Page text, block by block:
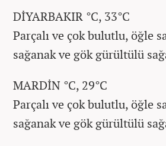
DİYARBAKIR °C, 33°C
Parçalı ve çok bulutlu, öğle
sağanak ve gök gürültülü
MARDİN °C, 29°C
Parçalı ve çok bulutlu, öğle
sağanak ve gök gürültülü